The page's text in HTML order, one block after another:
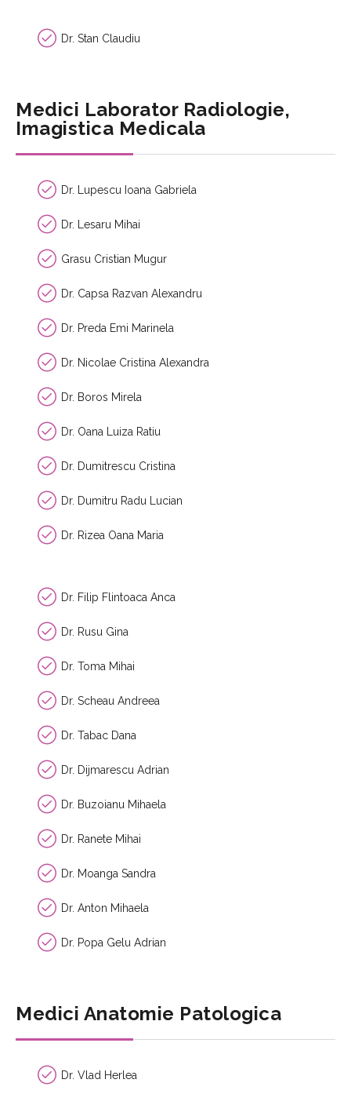
Dr. Stan Claudiu
Medici Laborator Radiologie,
Imagistica Medicala
Dr. Lupescu Ioana Gabriela
Dr. Lesaru Mihai
Grasu Cristian Mugur
Dr. Capsa Razvan Alexandru
Dr. Preda Emi Marinela
Dr. Nicolae Cristina Alexandra
Dr. Boros Mirela
Dr. Oana Luiza Ratiu
Dr. Dumitrescu Cristina
Dr. Dumitru Radu Lucian
Dr. Rizea Oana Maria
Dr. Filip Flintoaca Anca
Dr. Rusu Gina
Dr. Toma Mihai
Dr. Scheau Andreea
Dr. Tabac Dana
Dr. Dijmarescu Adrian
Dr. Buzoianu Mihaela
Dr. Ranete Mihai
Dr. Moanga Sandra
Dr. Anton Mihaela
Dr. Popa Gelu Adrian
Medici Anatomie Patologica
Dr. Vlad Herlea